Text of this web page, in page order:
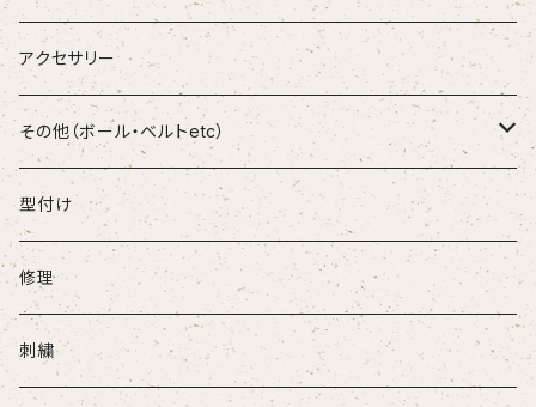
和牛JB
D-Quest
DEAD STOCK
Genuine
SUREPLAY
軟式FPR
少年木製バット
少年金属バット
ランニングシューズ
Tシャツ
ソックス
FORTUN EFIELD
和牛JB
アクセサリー
その他（ボール・ベルトetc）
ボール
ベルト
型付け
修理
刺繍